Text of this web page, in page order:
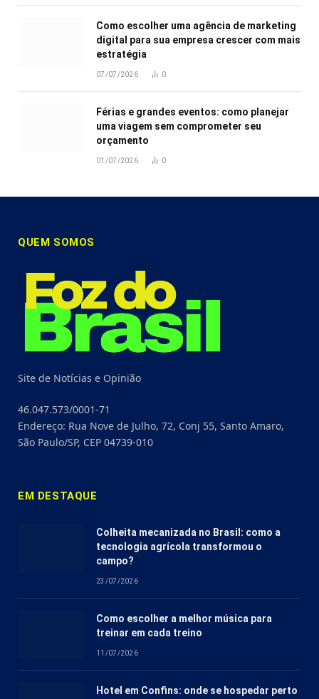
Como escolher uma agência de marketing
digital para sua empresa crescer com mais
estratégia
07/07/2026 0
Férias e grandes eventos: como planejar
uma viagem sem comprometer seu
orçamento
01/07/2026 0
QUEM SOMOS
Site de Notícias e Opinião
46.047.573/0001-71
Endereço: Rua Nove de Julho, 72, Conj 55, Santo Amaro,
São Paulo/SP, CEP 04739-010
EM DESTAQUE
Colheita mecanizada no Brasil: como a
tecnologia agrícola transformou o
campo?
23/07/2026
Como escolher a melhor música para
treinar em cada treino
11/07/2026
Hotel em Confins: onde se hospedar perto